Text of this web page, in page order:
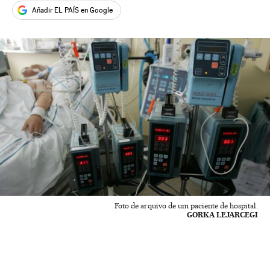
Añadir EL PAÍS en Google
Foto de arquivo de um paciente de hospital.
GORKA LEJARCEGI